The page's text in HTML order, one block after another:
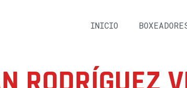
INICIO